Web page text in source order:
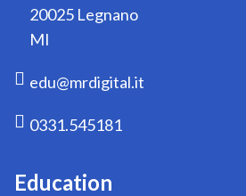
20025 Legnano
MI
edu@mrdigital.it
0331.545181
Education